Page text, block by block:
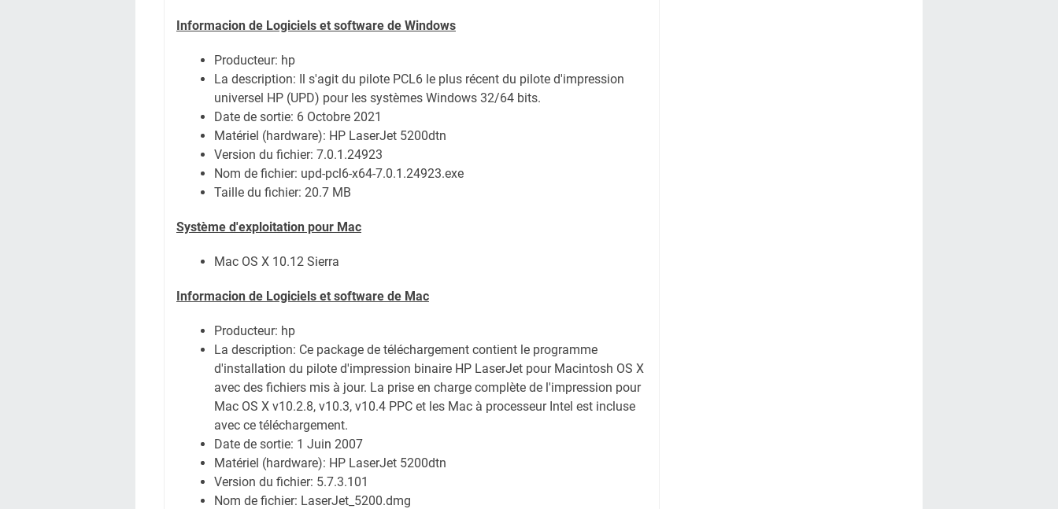
Informacion de Logiciels et software de Windows
Producteur: hp
La description: Il s'agit du pilote PCL6 le plus récent du pilote d'impression
universel HP (UPD) pour les systèmes Windows 32/64 bits.
Date de sortie: 6 Octobre 2021
Matériel (hardware): HP LaserJet 5200dtn
Version du fichier: 7.0.1.24923
Nom de fichier: upd-pcl6-x64-7.0.1.24923.exe
Taille du fichier: 20.7 MB
Système d'exploitation pour Mac
Mac OS X 10.12 Sierra
Informacion de Logiciels et software de Mac
Producteur: hp
La description: Ce package de téléchargement contient le programme
d'installation du pilote d'impression binaire HP LaserJet pour Macintosh OS X
avec des fichiers mis à jour. La prise en charge complète de l'impression pour
Mac OS X v10.2.8, v10.3, v10.4 PPC et les Mac à processeur Intel est incluse
avec ce téléchargement.
Date de sortie: 1 Juin 2007
Matériel (hardware): HP LaserJet 5200dtn
Version du fichier: 5.7.3.101
Nom de fichier: LaserJet_5200.dmg